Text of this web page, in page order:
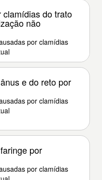
do trato
não
por clamídias
e do reto por
por clamídias
por
por clamídias